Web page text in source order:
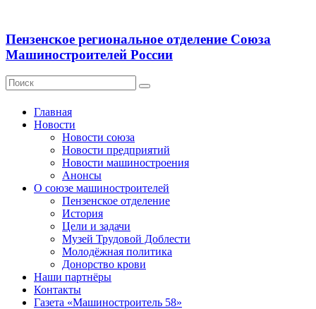
Пензенское региональное отделение Союза
Машиностроителей России
Главная
Новости
Новости союза
Новости предприятий
Новости машиностроения
Анонсы
О союзе машиностроителей
Пензенское отделение
История
Цели и задачи
Музей Трудовой Доблести
Молодёжная политика
Донорство крови
Наши партнёры
Контакты
Газета «Машиностроитель 58»